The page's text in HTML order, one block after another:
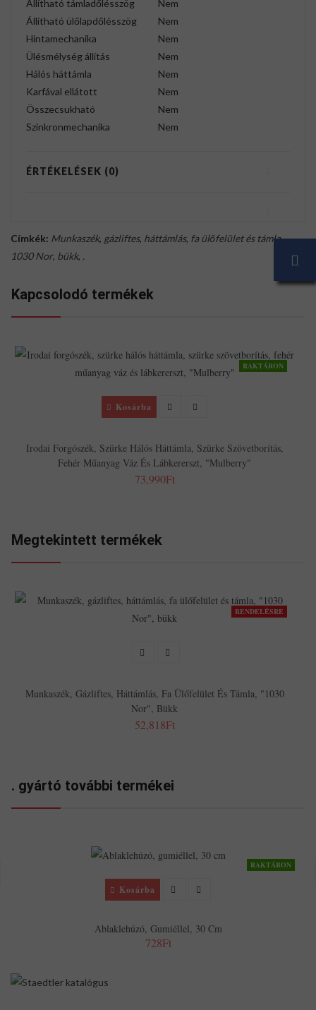
Állítható támladőlésszög
Nem
Állítható ülőlapdőlésszög
Nem
Hintamechanika
Nem
Ülésmélység állítás
Nem
Hálós háttámla
Nem
Karfával ellátott
Nem
Összecsukható
Nem
Szinkronmechanika
Nem
ÉRTÉKELÉSEK (0)
Címkék: Munkaszék, gázliftes, háttámlás, fa ülőfelület és támla,
1030 Nor, bükk, .
Kapcsolodó termékek
RAKTÁRON
Kosárba
Irodai Forgószék, Szürke Hálós Háttámla, Szürke Szövetborítás,
Fehér Műanyag Váz És Lábkererszt, "Mulberry"
73,990Ft
Megtekintett termékek
RENDELÉSRE
Munkaszék, Gázliftes, Háttámlás, Fa Ülőfelület És Támla, "1030
Nor", Bükk
52,818Ft
. gyártó további termékei
RAKTÁRON
Kosárba
Ablaklehúzó, Gumiéllel, 30 Cm
728Ft